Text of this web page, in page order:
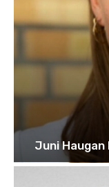
Juni Haugan